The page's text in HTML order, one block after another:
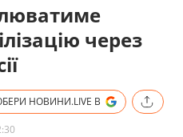
через
НОВИНИ.LIVE В